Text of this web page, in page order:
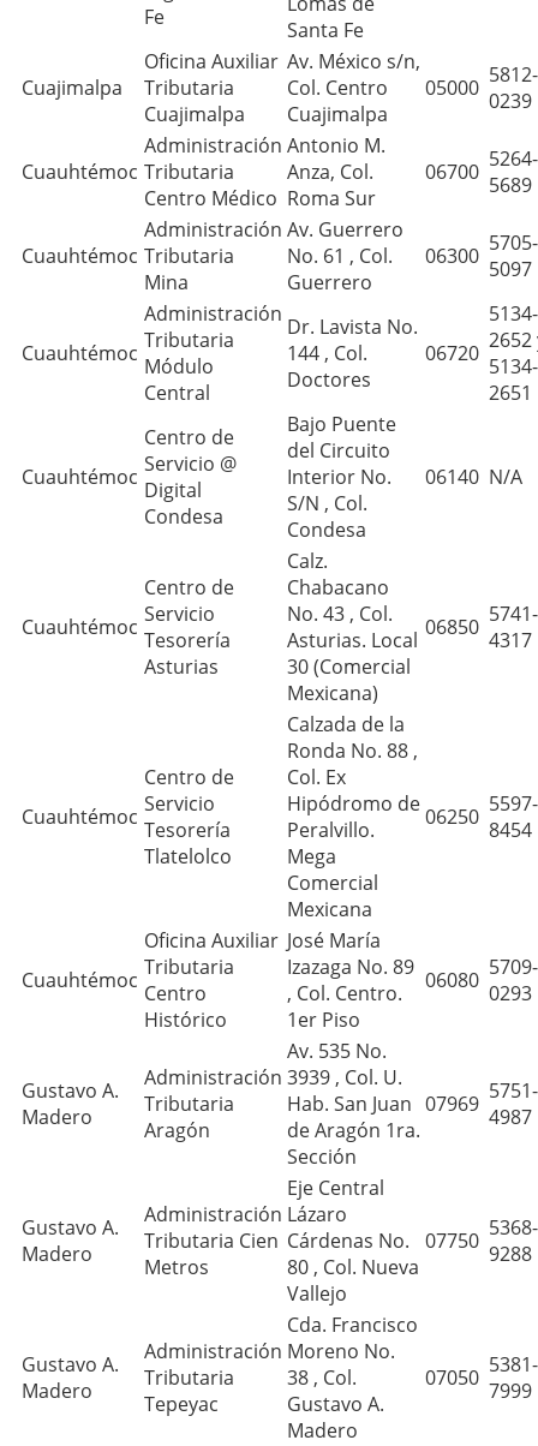
Fe
Santa Fe
Cuajimalpa
Oficina Auxiliar
Tributaria
Cuajimalpa
Av. México s/n,
Col. Centro
Cuajimalpa
05000 5812-
0239
Cuauhtémoc
Administración
Tributaria
Centro Médico
Antonio M.
Anza, Col.
Roma Sur
06700 5264-
5689
Cuauhtémoc
Administración
Tributaria
Mina
Av. Guerrero
No. 61 , Col.
Guerrero
06300 5705-
5097
Cuauhtémoc
Administración
Tributaria
Módulo
Central
Dr. Lavista No.
144 , Col.
Doctores
06720
5134-
2652
5134-
2651
Cuauhtémoc
Centro de
Servicio @
Digital
Condesa
Bajo Puente
del Circuito
Interior No.
S/N , Col.
Condesa
06140 N/A
Cuauhtémoc
Centro de
Servicio
Tesorería
Asturias
Calz.
Chabacano
No. 43 , Col.
Asturias. Local
30 (Comercial
Mexicana)
06850 5741-
4317
Cuauhtémoc
Centro de
Servicio
Tesorería
Tlatelolco
Calzada de la
Ronda No. 88 ,
Col. Ex 
Hipódromo de
Peralvillo.
Mega
Comercial
Mexicana
06250 5597-
8454
Cuauhtémoc
Oficina Auxiliar
Tributaria
Centro
Histórico
José María
Izazaga No. 89
, Col. Centro.
1er Piso
06080 5709-
0293
Gustavo A.
Madero
Administración
Tributaria
Aragón
Av. 535 No.
3939 , Col. U.
Hab. San Juan
de Aragón 1ra.
Sección
07969 5751-
4987
Gustavo A.
Madero
Administración
Tributaria Cien
Metros
Eje Central
Lázaro
Cárdenas No.
80 , Col. Nueva
Vallejo
07750 5368-
9288
Gustavo A.
Madero
Administración
Tributaria
Tepeyac
Cda. Francisco
Moreno No.
38 , Col.
Gustavo A.
Madero
07050 5381-
7999